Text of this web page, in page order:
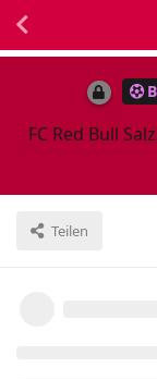
FC Red Bull
Teilen